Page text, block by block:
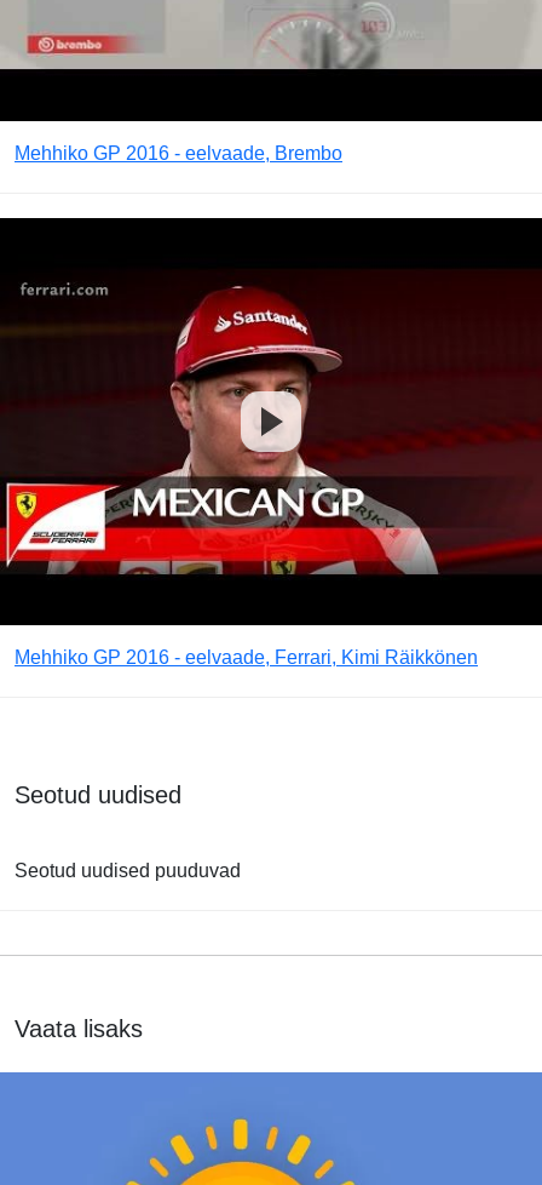
Mehhiko GP 2016 - eelvaade, Brembo
Mehhiko GP 2016 - eelvaade, Ferrari, Kimi Räikkönen
Seotud uudised
Seotud uudised puuduvad
Vaata lisaks